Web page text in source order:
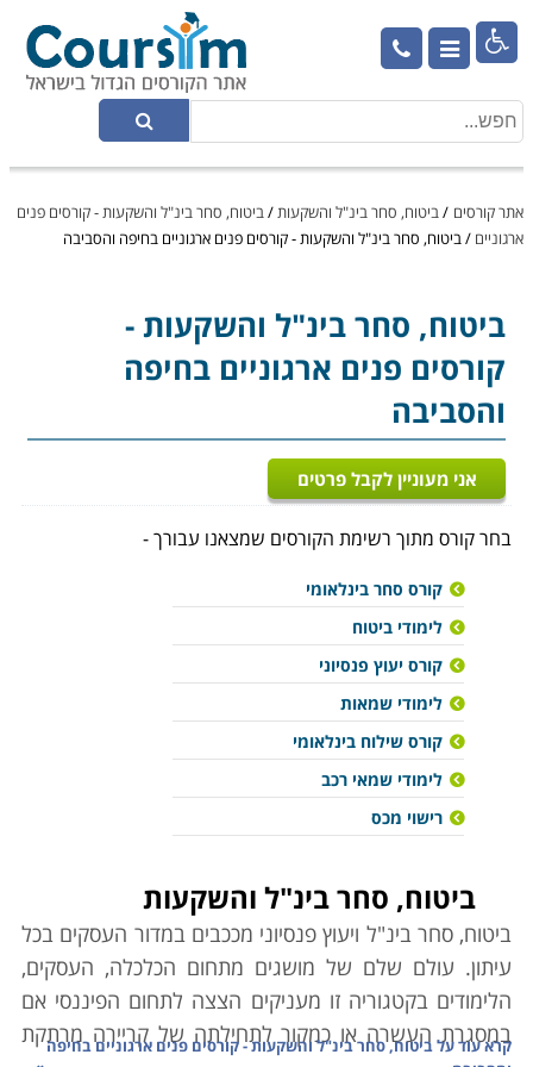

אתר קורסים /ביטוח, סחר בינ"ל והשקעות/ביטוח, סחר בינ"ל והשקעות - קורסים פנים
ארגוניים /ביטוח, סחר בינ"ל והשקעות - קורסים פנים ארגוניים בחיפה והסביבה
ביטוח, סחר בינ"ל והשקעות-
קורסים פנים ארגוניים בחיפה
והסביבה
אני מעוניין לקבל פרטים
בחר קורס מתוך רשימת הקורסים שמצאנו עבורך -
קורס סחר בינלאומי
לימודי ביטוח
קורס יעוץ פנסיוני
לימודי שמאות
קורס שילוח בינלאומי
לימודי שמאי רכב
רישוי מכס
ביטוח, סחר בינ"ל והשקעות
ביטוח, סחר בינ"ל ויעוץ פנסיוני מככבים במדור העסקים בכל
עיתון. עולם שלם של מושגים מתחום הכלכלה, העסקים,
הלימודים בקטגוריה זו מעניקים הצצה לתחום הפיננסי אם
במסגרת העשרה או כמקור לתחילתה של קריירה מרתקת
קרא עוד עלביטוח, סחר בינ"ל והשקעות - קורסים פנים ארגוניים בחיפה